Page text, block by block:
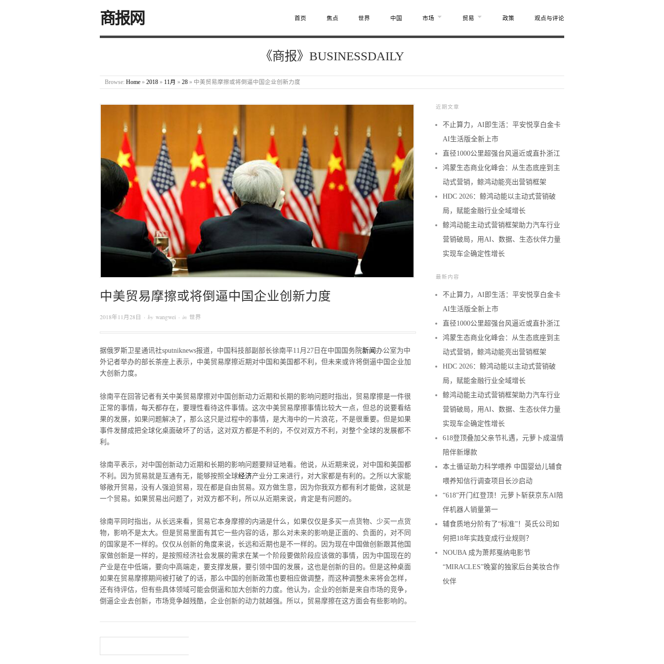
商报网 首页 焦点 世界 中国 市场 贸易 政策 观点与评论
《商报》BUSINESSDAILY
Browse: Home » 2018 » 11月 » 28 » 中美贸易摩擦或将倒逼中国企业创新力度
中美贸易摩擦或将倒逼中国企业创新力度
2018年11月28日 · by wangwei · in 世界
据俄罗斯卫星通讯社sputniknews报道，中国科技部副部长徐南平11月27日在中国国务院新闻 办公室为中
外记者举办的部长茶座上表示，中美贸易摩擦近期对中国和美国都不利，但未来或许将倒逼中国企业加
大创新力度。
徐南平在回答记者有关中美贸易摩擦对中国创新动力近期和长期的影响问题时指出，贸易摩擦是一件很
正常的事情，每天都存在，要理性看待这件事情。这次中美贸易摩擦事情比较大一点，但总的说要看结
果的发展，如果问题解决了，那么这只是过程中的事情，是大海中的一片浪花，不是很重要。但是如果
事件发酵成把全球化桌面破坏了的话，这对双方都是不利的，不仅对双方不利，对整个全球的发展都不
利。
徐南平表示，对中国创新动力近期和长期的影响问题要辩证地看。他说，从近期来说，对中国和美国都
不利。因为贸易就是互通有无，能够按照全球经济产业分工来进行，对大家都是有利的。之所以大家能
够敞开贸易，没有人强迫贸易，现在都是自由贸易。双方做生意，因为你我双方都有利才能做，这就是
一个贸易。如果贸易出问题了，对双方都不利，所以从近期来说，肯定是有问题的。
徐南平同时指出，从长远来看，贸易它本身摩擦的内涵是什么，如果仅仅是多买一点货物、少买一点货
物，影响不是太大。但是贸易里面有其它一些内容的话，那么对未来的影响是正面的、负面的，对不同
的国家是不一样的。仅仅从创新的角度来说，长远和近期也是不一样的。因为现在中国做创新跟其他国
家做创新是一样的，是按照经济社会发展的需求在某一个阶段要做阶段应该做的事情，因为中国现在的
产业是在中低端，要向中高端走，要支撑发展，要引领中国的发展，这也是创新的目的。但是这种桌面
如果在贸易摩擦期间被打破了的话，那么中国的创新政策也要相应做调整，而这种调整未来将会怎样，
还有待评估，但有些具体领域可能会倒逼和加大创新的力度。他认为，企业的创新是来自市场的竞争，
倒逼企业去创新，市场竞争越残酷，企业创新的动力就越强。所以，贸易摩擦在这方面会有些影响的。
近期文章
不止算力，AI即生活：平安悦享白金卡
AI生活版全新上市
直径1000公里超强台风逼近或直扑浙江
鸿蒙生态商业化峰会：从生态底座到主
动式营销，鲸鸿动能亮出营销框架
HDC 2026：鲸鸿动能以主动式营销破
局，赋能金融行业全域增长
鲸鸿动能主动式营销框架助力汽车行业
营销破局，用AI、数据、生态伙伴力量
实现车企确定性增长
最新内容
不止算力，AI即生活：平安悦享白金卡
AI生活版全新上市
直径1000公里超强台风逼近或直扑浙江
鸿蒙生态商业化峰会：从生态底座到主
动式营销，鲸鸿动能亮出营销框架
HDC 2026：鲸鸿动能以主动式营销破
局，赋能金融行业全域增长
鲸鸿动能主动式营销框架助力汽车行业
营销破局，用AI、数据、生态伙伴力量
实现车企确定性增长
618登顶叠加父亲节礼遇，元萝卜成温情
陪伴新爆款
本土循证助力科学喂养 中国婴幼儿辅食
喂养知信行调查项目长沙启动
“618”开门红登顶！元萝卜斩获京东AI陪
伴机器人销量第一
辅食质地分阶有了“标准”！英氏公司如
何把18年实践变成行业规则？
NOUBA 成为萧邦戛纳电影节
“MIRACLES”晚宴的独家后台美妆合作
伙伴